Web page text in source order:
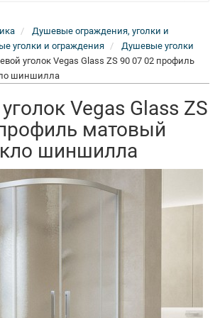
Душевые ограждения, уголки и
уголки и ограждения
Душевые уголки
уголок Vegas Glass ZS 90 07 02 профиль
шиншилла
Vegas Glass ZS
матовый
шиншилла